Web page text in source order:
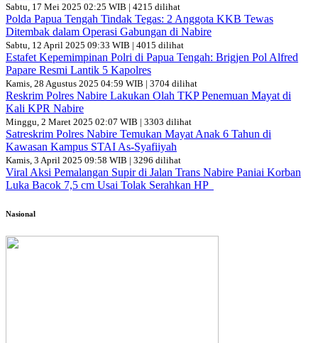
Sabtu, 17 Mei 2025 02:25 WIB | 4215 dilihat
Polda Papua Tengah Tindak Tegas: 2 Anggota KKB Tewas
Ditembak dalam Operasi Gabungan di Nabire
Sabtu, 12 April 2025 09:33 WIB | 4015 dilihat
Estafet Kepemimpinan Polri di Papua Tengah: Brigjen Pol Alfred
Papare Resmi Lantik 5 Kapolres
Kamis, 28 Agustus 2025 04:59 WIB | 3704 dilihat
Reskrim Polres Nabire Lakukan Olah TKP Penemuan Mayat di
Kali KPR Nabire
Minggu, 2 Maret 2025 02:07 WIB | 3303 dilihat
Satreskrim Polres Nabire Temukan Mayat Anak 6 Tahun di
Kawasan Kampus STAI As-Syafiiyah
Kamis, 3 April 2025 09:58 WIB | 3296 dilihat
Viral Aksi Pemalangan Supir di Jalan Trans Nabire Paniai Korban
Luka Bacok 7,5 cm Usai Tolak Serahkan HP
Nasional